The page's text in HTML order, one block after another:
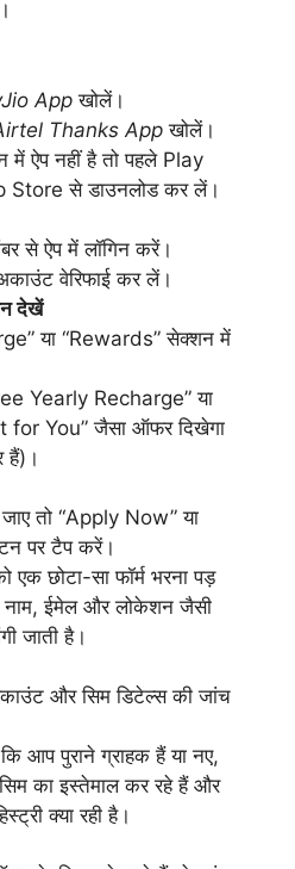
Appखोलें।
Thanks Appखोलें।
ऐप नहीं है तो पहले Play
Store से डाउनलोड कर लें।
से ऐप में लॉगिन करें।
वेरिफाई कर लें।
देखें
या “Rewards” सेक्शन में
Yearly Recharge” या
for You” जैसा ऑफर दिखेगा
हैं)।
तो “Apply Now” या
पर टैप करें।
छोटा-सा फॉर्म भरना पड़
ईमेल और लोकेशन जैसी
जाती है।
और सिम डिटेल्स की जांच
आप पुराने ग्राहक हैं या नए,
का इस्तेमाल कर रहे हैं और
क्या रही है।